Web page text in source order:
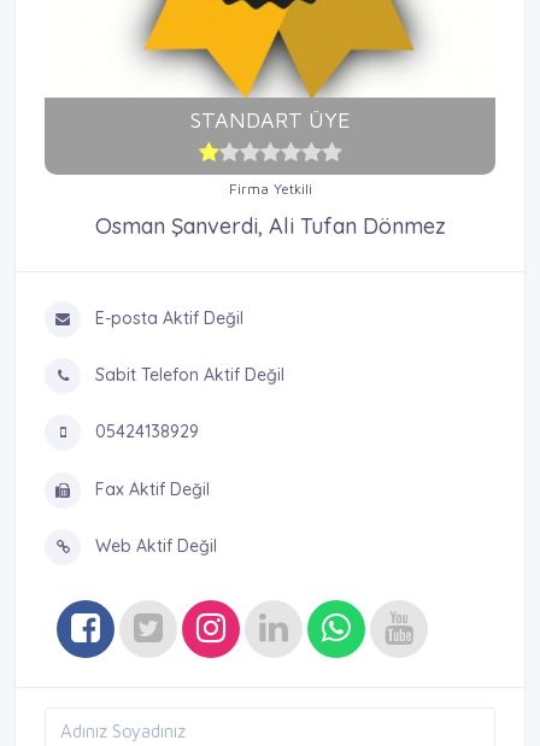
STANDART ÜYE
Firma Yetkili
Osman Şanverdi, Ali Tufan Dönmez
E-posta Aktif Değil
Sabit Telefon Aktif Değil
05424138929
Fax Aktif Değil
Web Aktif Değil